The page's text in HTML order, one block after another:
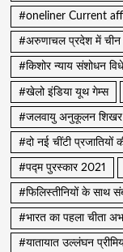
#oneliner Current
#अरुणाचल प्रदेश में चीन
#किशोर न्याय संशोधन
#खेलो इंडिया यूथ गेम्स
#जलवायु अनुकूलन शिखर
#दो नई चींटी प्रजातियों
#पद्म पुरस्कार 2021
#फिलिस्तीनियों के साथ
#भारत का पहला चीता
#यातायात उल्लंघन